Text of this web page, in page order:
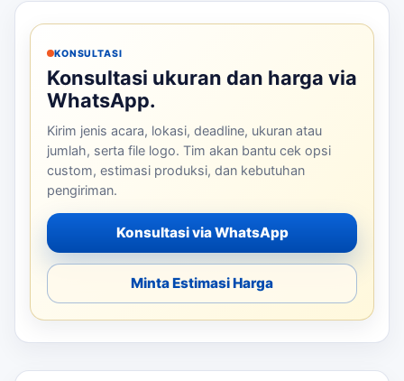
KONSULTASI
Konsultasi ukuran dan harga via
WhatsApp.
Kirim jenis acara, lokasi, deadline, ukuran atau
jumlah, serta file logo. Tim akan bantu cek opsi
custom, estimasi produksi, dan kebutuhan
pengiriman.
Konsultasi via WhatsApp
Minta Estimasi Harga